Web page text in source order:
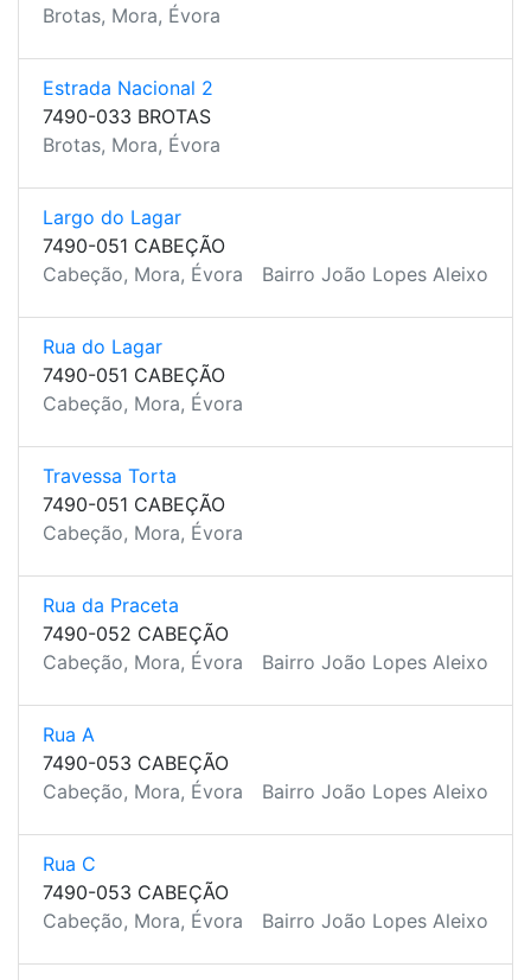
Brotas, Mora, Évora
Estrada Nacional 2
7490-033 BROTAS
Brotas, Mora, Évora
Largo do Lagar
7490-051 CABEÇÃO
Cabeção, Mora, Évora
Bairro João Lopes Aleixo
Rua do Lagar
7490-051 CABEÇÃO
Cabeção, Mora, Évora
Travessa Torta
7490-051 CABEÇÃO
Cabeção, Mora, Évora
Rua da Praceta
7490-052 CABEÇÃO
Cabeção, Mora, Évora
Bairro João Lopes Aleixo
Rua A
7490-053 CABEÇÃO
Cabeção, Mora, Évora
Bairro João Lopes Aleixo
Rua C
7490-053 CABEÇÃO
Cabeção, Mora, Évora
Bairro João Lopes Aleixo